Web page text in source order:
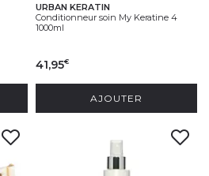
URBAN KERATIN
Conditionneur soin My Keratine 4
1000ml
41,95€
AJOUTER